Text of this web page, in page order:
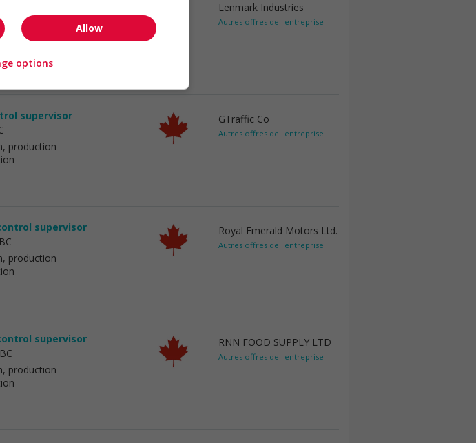
production
Lenmark Industries
Autres offres de l'entreprise
supervisor
production
GTraffic Co
Autres offres de l'entreprise
supervisor
production
Royal Emerald Motors Ltd.
Autres offres de l'entreprise
supervisor
production
RNN FOOD SUPPLY LTD
Autres offres de l'entreprise
Allow
options